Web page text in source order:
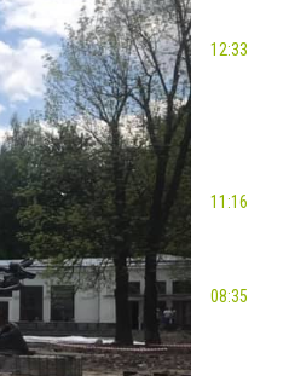
12:33
11:16
08:35